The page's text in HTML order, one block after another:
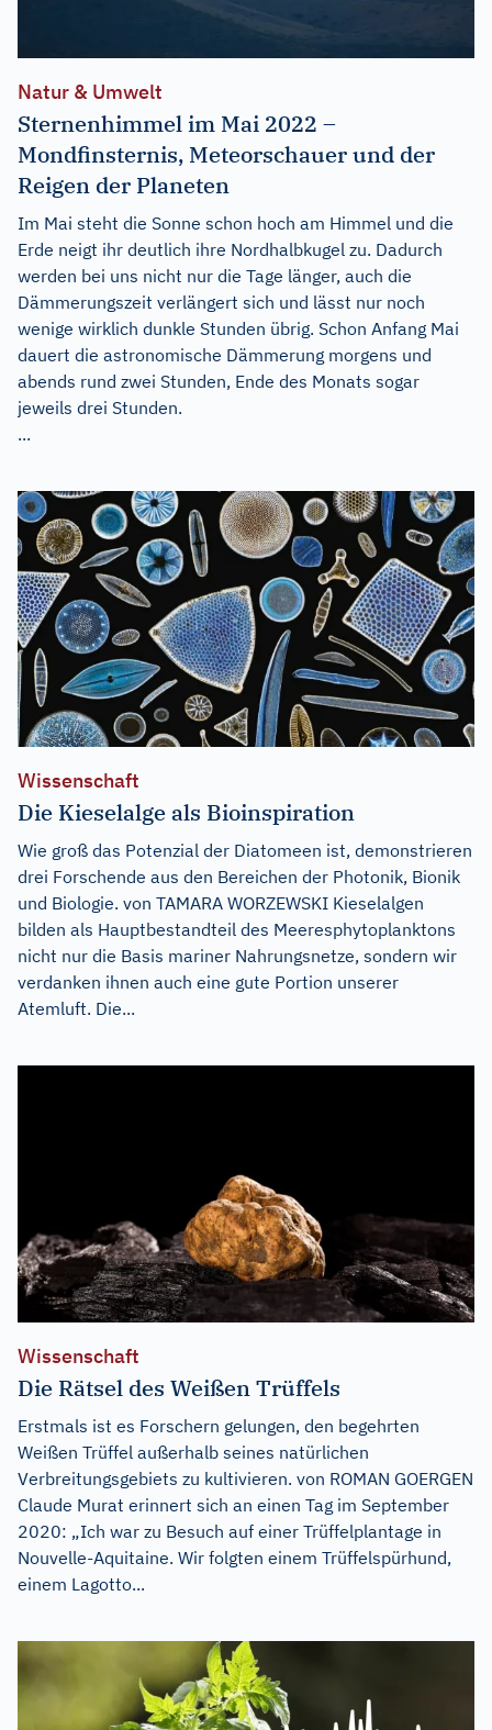
Natur & Umwelt
Sternenhimmel im Mai 2022 –
Mondfinsternis, Meteorschauer und der
Reigen der Planeten
Im Mai steht die Sonne schon hoch am Himmel und die
Erde neigt ihr deutlich ihre Nordhalbkugel zu. Dadurch
werden bei uns nicht nur die Tage länger, auch die
Dämmerungszeit verlängert sich und lässt nur noch
wenige wirklich dunkle Stunden übrig. Schon Anfang Mai
dauert die astronomische Dämmerung morgens und
abends rund zwei Stunden, Ende des Monats sogar
jeweils drei Stunden.
...
Wissenschaft
Die Kieselalge als Bioinspiration
Wie groß das Potenzial der Diatomeen ist, demonstrieren
drei Forschende aus den Bereichen der Photonik, Bionik
und Biologie. von TAMARA WORZEWSKI Kieselalgen
bilden als Hauptbestandteil des Meeresphytoplanktons
nicht nur die Basis mariner Nahrungsnetze, sondern wir
verdanken ihnen auch eine gute Portion unserer
Atemluft. Die...
Wissenschaft
Die Rätsel des Weißen Trüffels
Erstmals ist es Forschern gelungen, den begehrten
Weißen Trüffel außerhalb seines natürlichen
Verbreitungsgebiets zu kultivieren. von ROMAN GOERGEN
Claude Murat erinnert sich an einen Tag im September
2020: „Ich war zu Besuch auf einer Trüffelplantage in
Nouvelle-Aquitaine. Wir folgten einem Trüffelspürhund,
einem Lagotto...